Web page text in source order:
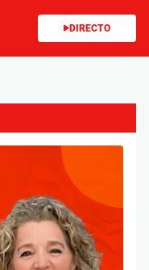
DIRECTO